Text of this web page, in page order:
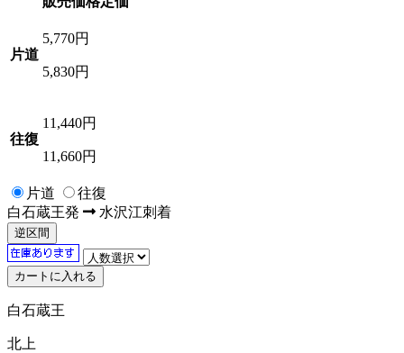
片道
5,770円
5,830円
往復
11,440円
11,660円
片道
往復
白石蔵王発 水沢江刺着
逆区間
白石蔵王
北上